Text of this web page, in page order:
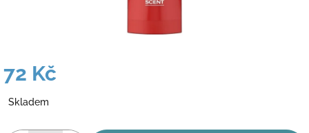
72 Kč
cena:
Skladem